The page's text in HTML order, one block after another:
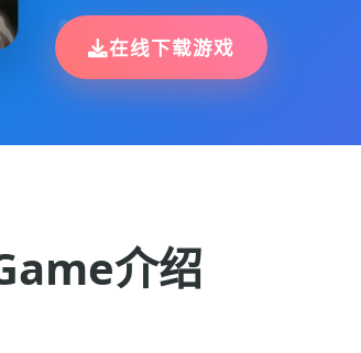
在线下载游戏
介绍